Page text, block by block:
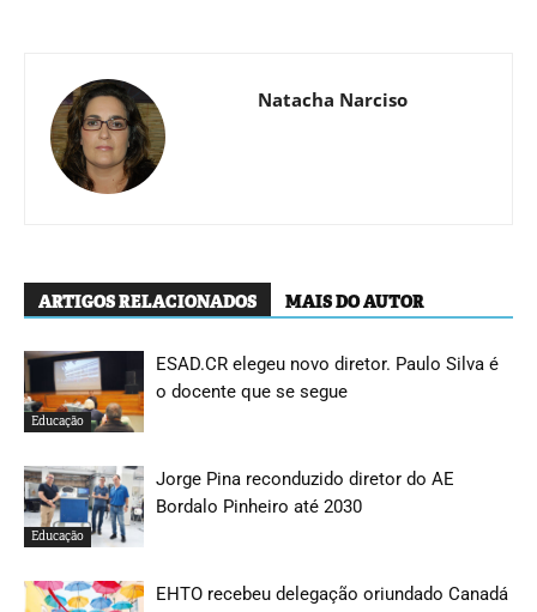
Natacha Narciso
ARTIGOS RELACIONADOS MAIS DO AUTOR
Educação
ESAD.CR elegeu novo diretor. Paulo Silva é
o docente que se segue
Educação
Jorge Pina reconduzido diretor do AE
Bordalo Pinheiro até 2030
EHTO recebeu delegação oriundado Canadá